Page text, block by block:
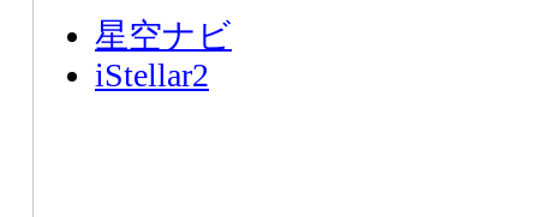
星空ナビ
iStellar2